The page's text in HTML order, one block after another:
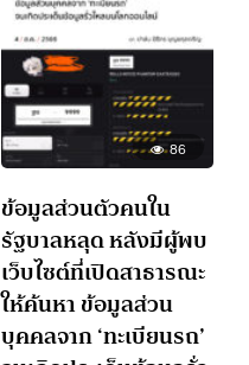
86
ข้อมูลส่วนตัวคนใน
รัฐบาลหลุด หลังมีผู้พบ
เว็บไซต์ที่เปิดสาธารณะ
ให้ค้นหา ข้อมูลส่วน
บุคคลจาก ‘ทะเบียนรถ’